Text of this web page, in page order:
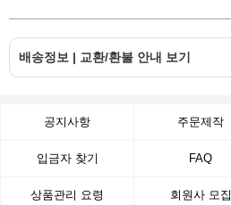
배송정보 | 교환/환불 안내 보기
공지사항 주문제작
입금자 찾기 FAQ
상품관리 요령 회원사 모집